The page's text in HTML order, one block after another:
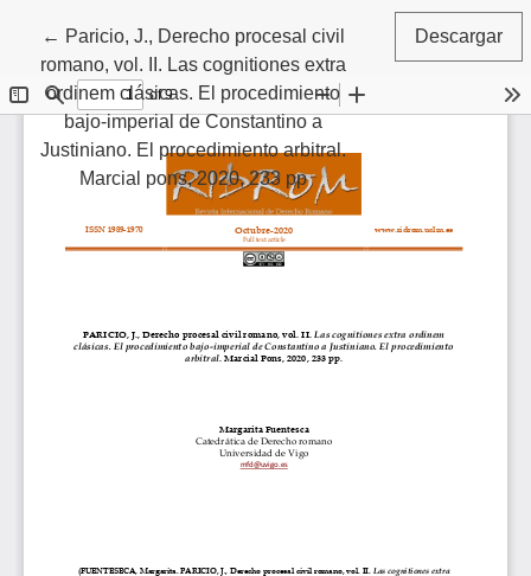
← Volver a los detalles del artículo
Paricio, J., Derecho procesal civil
romano, vol. II. Las cognitiones extra
ordinem clásicas. El procedimiento
bajo-imperial de Constantino a
Justiniano. El procedimiento arbitral.
Marcial pons, 2020, 233 pp
Descargar